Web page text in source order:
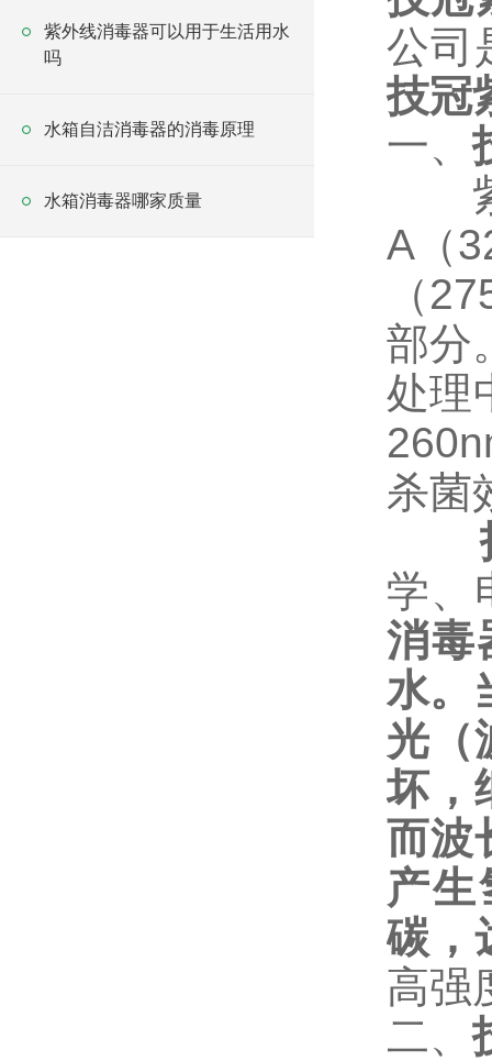
紫外线消毒器可以用于生活用水
吗
水箱自洁消毒器的消毒原理
水箱消毒器哪家质量
公司
技冠
一、
A（
（
部分
处理
杀菌
学、
消毒
水。
光（
坏，
而波
产
碳，
高强
二、